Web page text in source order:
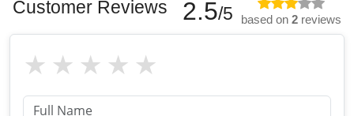
Customer Reviews 2.5/5 based on 2 reviews